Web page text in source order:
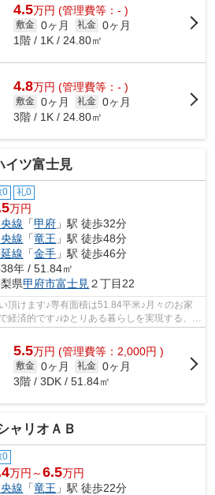
4.5万円 (管理費等：- )
敷金 0ヶ月 礼金 0ヶ月
1階 / 1K / 24.80㎡
4.8万円 (管理費等：- )
敷金 0ヶ月 礼金 0ヶ月
3階 / 1K / 24.80㎡
イツ富士見
0 礼0
万円
線 「甲府 」駅 徒歩32分
線 「竜王 」駅 徒歩48分
線 「金手 」駅 徒歩46分
年 / 51.84㎡
県甲府市富士見 ２丁目22
頂けます♪専有面積は51.84平米♪月々のお家
経済的です♪ゆとりある暮らしを実現する、家
5.5万円 (管理費等：2,000円 )
敷金 0ヶ月 礼金 0ヶ月
3階 / 3DK / 51.84㎡
ャリオＡＢ
0
万円～6.5万円
線 「竜王 」駅 徒歩22分